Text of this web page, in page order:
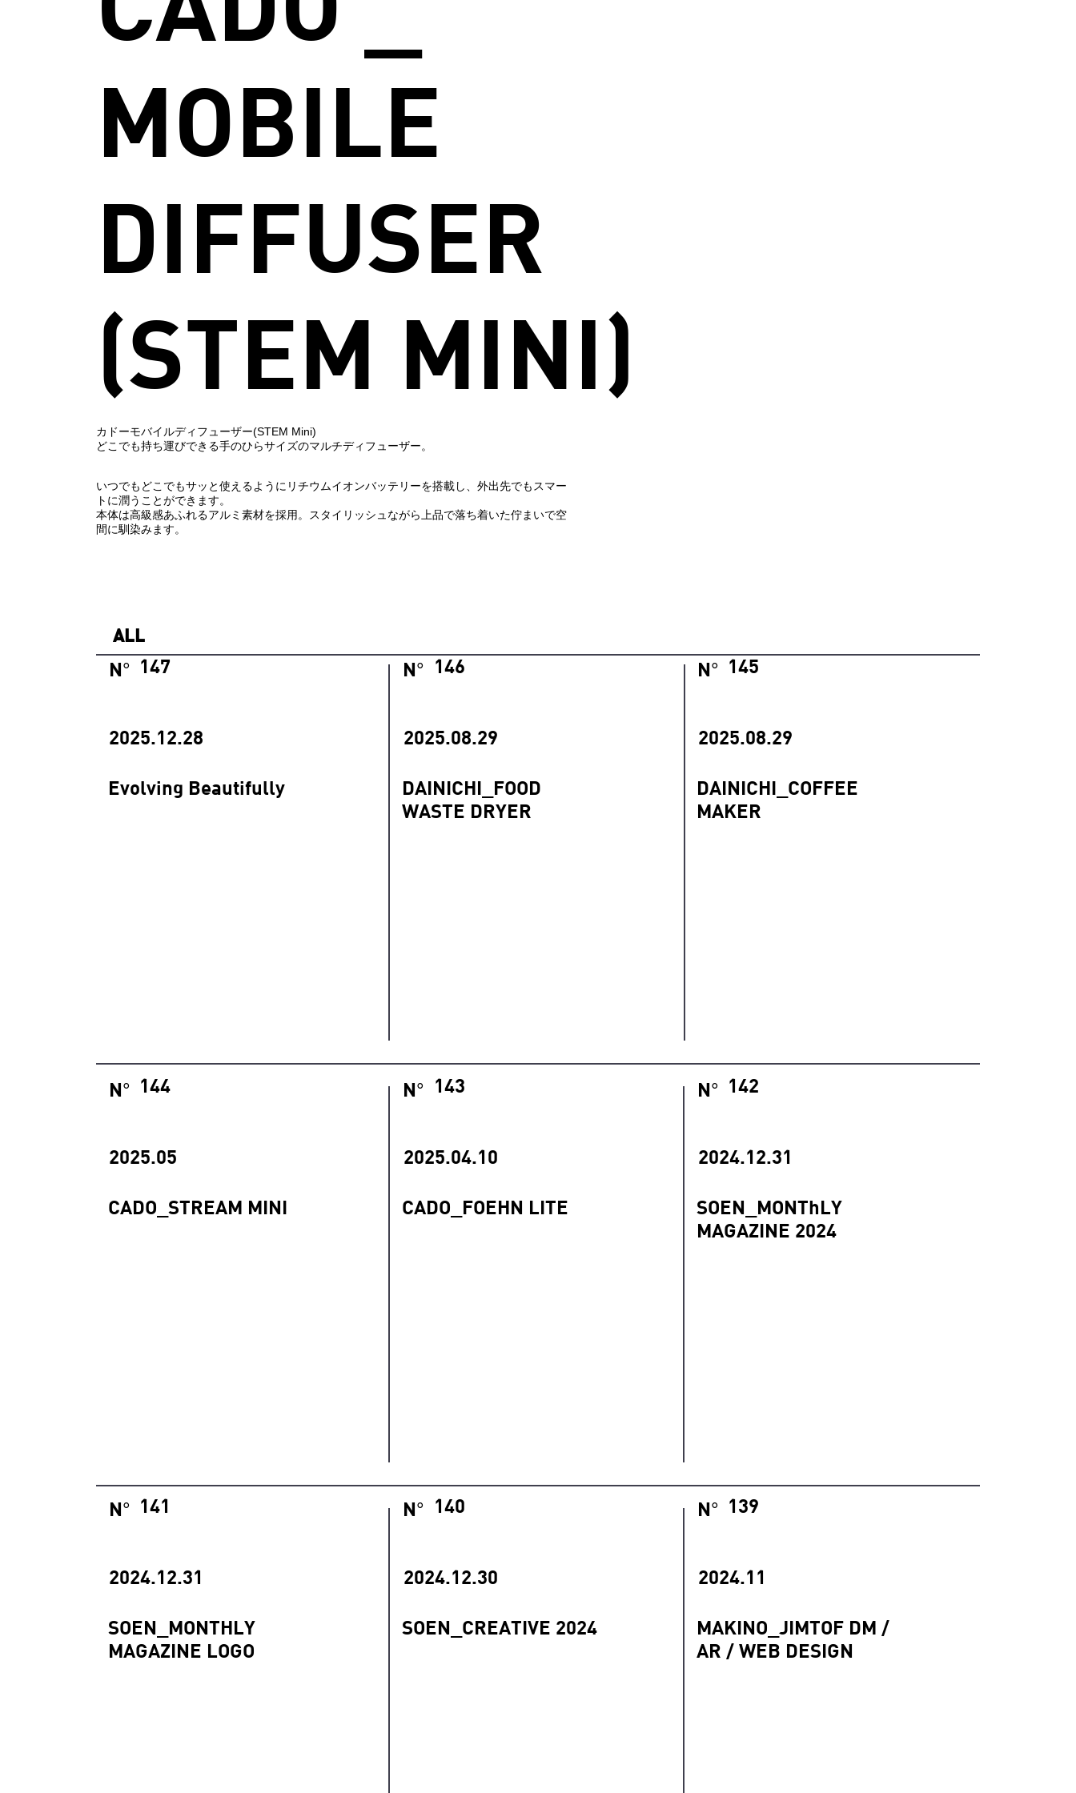
MOBILE
DIFFUSER
(STEM MINI)
カドーモバイルディフューザー(STEM Mini)
どこでも持ち運びできる手のひらサイズのマルチディフューザー。
いつでもどこでもサッと使えるようにリチウムイオンバッテリーを搭載し、外出先でもスマー
トに潤うことができます。
本体は高級感あふれるアルミ素材を採用。スタイリッシュながら上品で落ち着いた佇まいで空
間に馴染みます。
2025.12.28
Evolving Beautifully
147
N°
2025.08.29
DAINICHI_FOOD
WASTE DRYER
146
N°
2025.08.29
DAINICHI_COFFEE
MAKER
145
N°
2025.05
CADO_STREAM MINI
144
N°
2025.04.10
CADO_FOEHN LITE
143
N°
2024.12.31
SOEN_MONThLY
MAGAZINE 2024
142
N°
2024.12.31
SOEN_MONTHLY
MAGAZINE LOGO
141
N°
2024.12.30
SOEN_CREATIVE 2024
140
N°
2024.11
MAKINO_JIMTOF DM /
AR / WEB DESIGN
139
N°
ALL